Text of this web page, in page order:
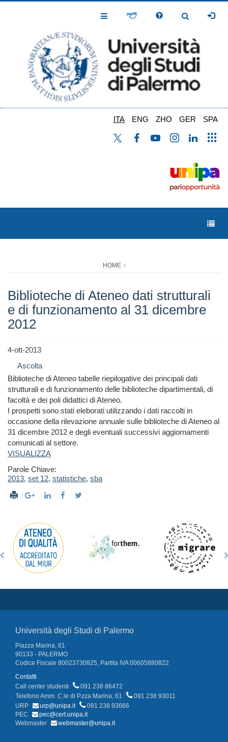
Toggle
Toggle
ITA ENG ZHO GER SPA
HOME
Biblioteche di Ateneo dati strutturali
e di funzionamento al 31 dicembre
2012
4-ott-2013
Ascolta
Biblioteche di Ateneo tabelle riepilogative dei principali dati
strutturali e di funzionamento delle biblioteche dipartimentali, di
facoltà e dei poli didattici di Ateneo.
I prospetti sono stati eleborati utilizzando i dati raccolti in
occasione della rilevazione annuale sulle biblioteche di Ateneo al
31 dicembre 2012 e degli eventuali successivi aggiornamenti
comunicati al settore.
VISUALIZZA
Parole Chiave:
2013, set 12, statistiche, sba
Università degli Studi di Palermo
Piazza Marina, 61
90133 - PALERMO
Codice Fiscale 80023730825, Partita IVA 00605880822
Contatti
Call center studenti
091 238 86472
Telefono Amm. C.le di P.zza Marina, 61
091 238 93011
URP
urp@unipa.it
091 238 93666
PEC
pec@cert.unipa.it
Webmaster
webmaster@unipa.it